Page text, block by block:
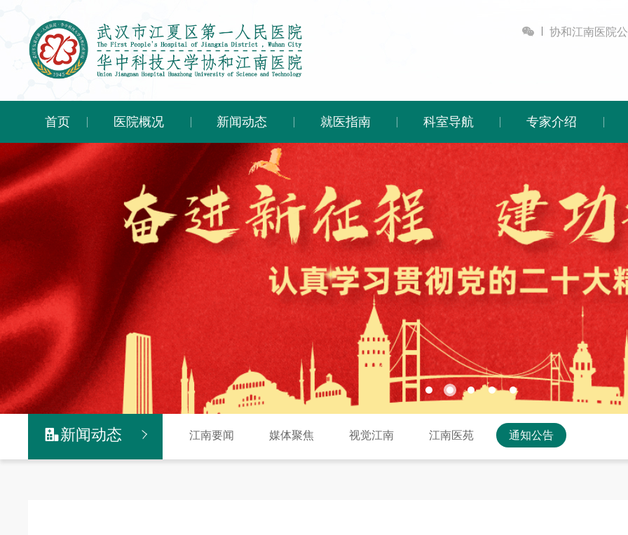
 协和江南医院
首页 医院概况 新闻动态 就医指南 科室导航 专家介绍
新闻动态 江南要闻 媒体聚焦 视觉江南 江南医苑 通知公告